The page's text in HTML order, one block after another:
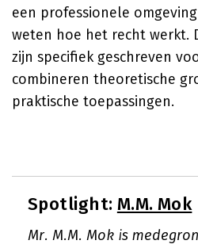
een professionele
weten hoe het recht werkt.
zijn specifiek geschreven
combineren theoretische
praktische toepassingen.
Spotlight: M.M. Mok
Mr. M.M. Mok is